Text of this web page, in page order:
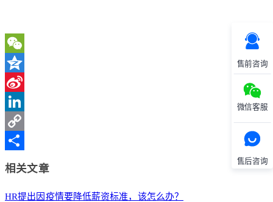
售前咨询
微信客服
售后咨询
WeChat
Qzone
Sina
Weibo
LinkedIn
Copy
相关文章
HR提出因疫情要降低薪资标准，该怎么办？